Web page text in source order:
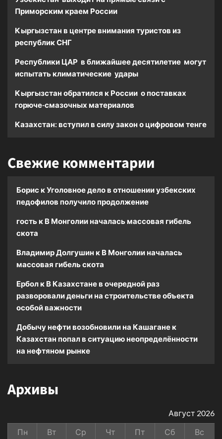
Приморским краем России
Кыргызстан в центре внимания туристов из
республик СНГ
Республики ЦАР в ближайшее десятилетие могут
испытать климатические удары
Кыргызстан обратился к России о поставках
горюче-смазочных материалов
Казахстан: вступил в силу закон о цифровом тенге
Свежие комментарии
Борис кУголовное дело в отношении узбекских
педофилов получило продолжение
гость к В Монголии началась массовая гибель
скота
Владимир Долгушин к В Монголии началась
массовая гибель скота
Ербол к В Казахстане в очередной раз
разворовали деньги на строительстве объекта
особой важности
Добычу нефти возобновили на Кашагане к
Казахстан попал в ситуацию неопределённости
на нефтяном рынке
Архивы
Август 2026
Пн
Вт Ср Чт Пт Сб
Вс